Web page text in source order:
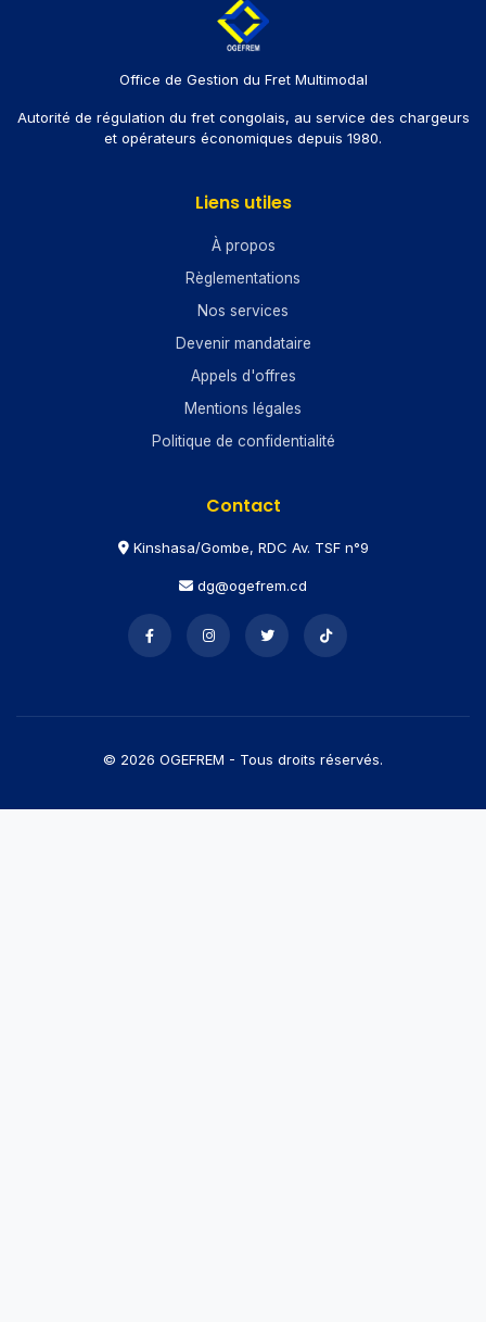
Office de Gestion du Fret Multimodal
Autorité de régulation du fret congolais, au service des chargeurs
et opérateurs économiques depuis 1980.
Liens utiles
À propos
Règlementations
Nos services
Devenir mandataire
Appels d'offres
Mentions légales
Politique de confidentialité
Contact
Kinshasa/Gombe, RDC Av. TSF n°9
dg@ogefrem.cd
© 2026 OGEFREM - Tous droits réservés.